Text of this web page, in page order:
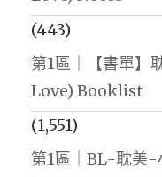
(443)
第1區｜【書單】
Love) Booklist
(1,551)
第1區｜BL-耽美-